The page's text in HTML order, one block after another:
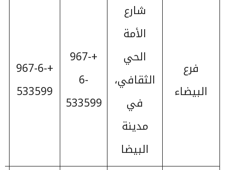
فرع
البيضاء
شارع
الأمة
الحي
الثقافي،
في
مدينة
البيضا
+967-
6-
533599
+967-6-
533599